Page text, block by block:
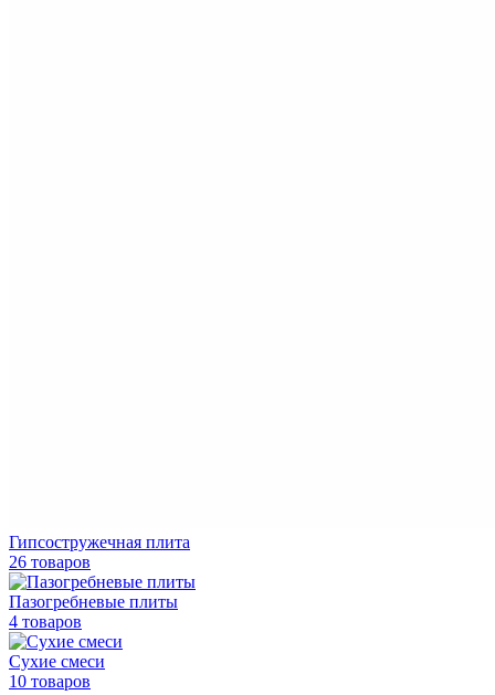
Гипсостружечная плита
26 товаров
Пазогребневые плиты
4 товаров
Сухие смеси
10 товаров